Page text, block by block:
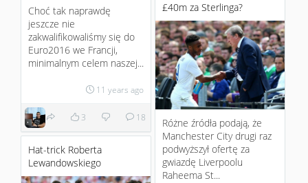
Choć tak naprawdę
jeszcze nie
zakwalifikowaliśmy się do
Euro2016 we Francji,
minimalnym celem naszej...
11 years ago
3 18
£40m za Sterlinga?
Różne źródła podają, że
Manchester City drugi raz
podwyższył ofertę za
gwiazdę Liverpoolu
Raheema St...
Hat-trick Roberta
Lewandowskiego